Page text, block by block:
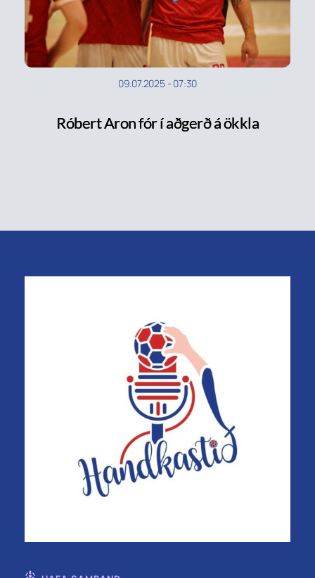
09.07.2025- 07:30
Róbert Aron fór í aðgerð á ökkla